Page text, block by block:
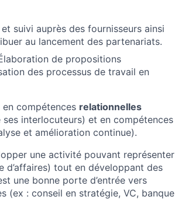
suivi auprès des fournisseurs ainsi
au lancement des partenariats.
de propositions
des processus de travail en
compétences relationnelles
interlocuteurs) et en compétences
et amélioration continue).
une activité pouvant représenter
d’affaires) tout en développant des
une bonne porte d’entrée vers
(ex : conseil en stratégie, VC, banque